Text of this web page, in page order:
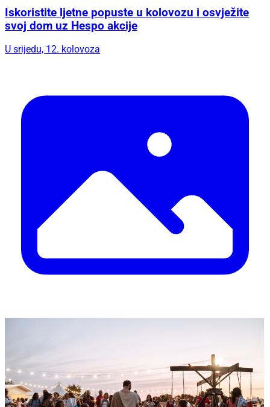
Iskoristite ljetne popuste u kolovozu i osvježite
svoj dom uz Hespo akcije
U srijedu, 12. kolovoza